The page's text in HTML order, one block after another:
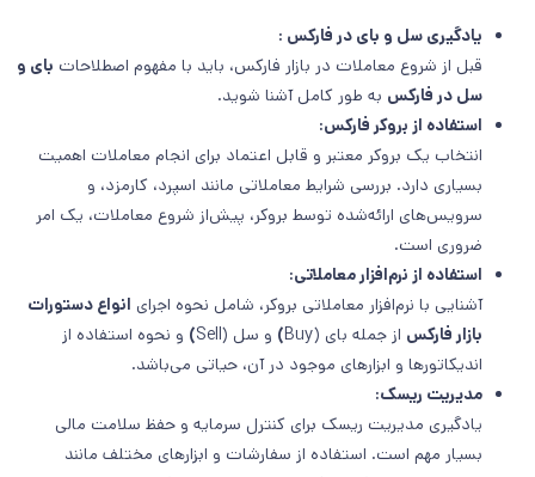
یادگیری سل و بای در فارکس :
قبل از شروع معاملات در بازار فارکس، باید با مفهوم اصطلاحات بای و
سل در فارکس به طور کامل آشنا شوید.
استفاده از بروکر فارکس:
انتخاب یک بروکر معتبر و قابل اعتماد برای انجام معاملات اهمیت
بسیاری دارد. بررسی شرایط معاملاتی مانند اسپرد، کارمزد، و
سرویس‌های ارائه‌شده توسط بروکر، پیش‌از شروع معاملات، یک امر
ضروری است.
استفاده از نرم‌افزار معاملاتی:
آشنایی با نرم‌افزار معاملاتی بروکر، شامل نحوه اجرای انواع دستورات
بازار فارکس از جمله بای (Buy ) و سل (Sell ) و نحوه استفاده از
اندیکاتورها و ابزارهای موجود در آن، حیاتی می‌باشد.
مدیریت ریسک:
یادگیری مدیریت ریسک برای کنترل سرمایه و حفظ سلامت مالی
بسیار مهم است. استفاده از سفارشات و ابزارهای مختلف مانند